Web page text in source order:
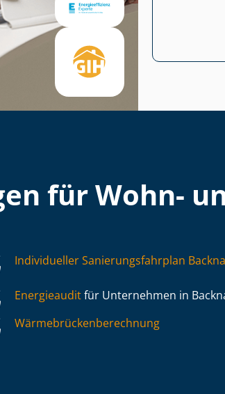
für Wohn-
Individueller Sa­nie­rungs­fahr­plan
Energieauditfür Unternehmen in
Wär­me­brü­cken­be­rech­nung